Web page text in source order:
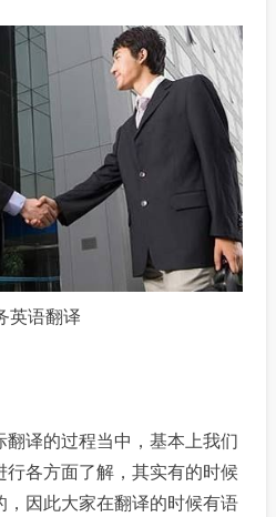
英语翻译
译的过程当中，基本上我们
各方面了解，其实有的时候
因此大家在翻译的时候有语